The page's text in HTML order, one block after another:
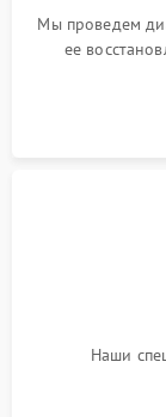
Мы проведем
ее
Наши